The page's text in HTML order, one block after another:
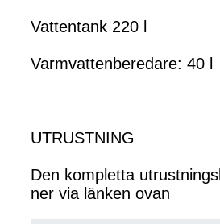
Vattentank 220 l
Varmvattenberedare: 40 l
UTRUSTNING
Den kompletta
ner via länken ovan